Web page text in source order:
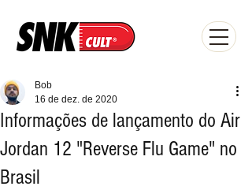
Informações de lançamento do Air
Jordan 12 "Reverse Flu Game" no
Brasil
Bob
16 de dez. de 2020